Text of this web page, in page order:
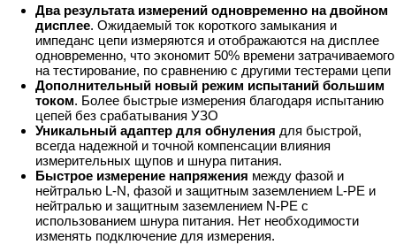
Два результата измерений одновременно на двойном
дисплее. Ожидаемый ток короткого замыкания и
импеданс цепи измеряются и отображаются на дисплее
одновременно, что экономит 50% времени затрачиваемого
на тестирование, по сравнению с другими тестерами цепи
Дополнительный новый режим испытаний большим
током. Более быстрые измерения благодаря испытанию
цепей без срабатывания УЗО
Уникальный адаптер для обнуления для быстрой,
всегда надежной и точной компенсации влияния
измерительных щупов и шнура питания.
Быстрое измерение напряжения между фазой и
нейтралью L-N, фазой и защитным заземлением L-PE и
нейтралью и защитным заземлением N-PE с
использованием шнура питания. Нет необходимости
изменять подключение для измерения.